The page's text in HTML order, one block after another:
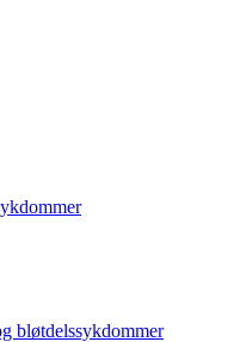
bløtdelssykdommer